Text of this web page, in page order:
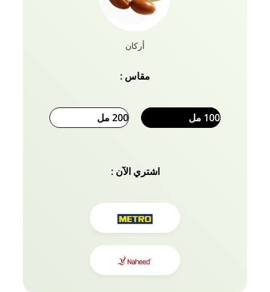
الجذور إلى الأطراف مع زيت فاتيكا ناتشورالز للشعر
الغني بالأرغان بالفيتامينات النابضة بالحياة!
أركان
مقاس :
100 مل 200 مل
اشتري الآن :